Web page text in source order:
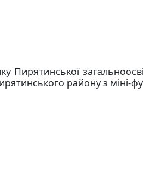
Пирятинської
району з міні-